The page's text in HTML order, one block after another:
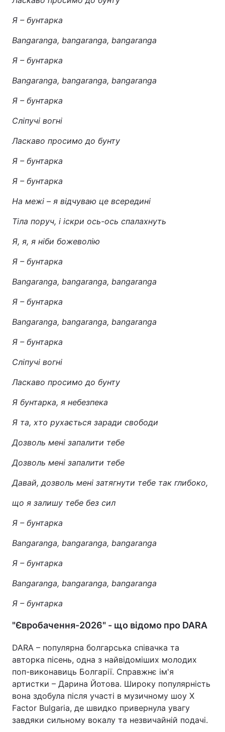
Я – бунтарка
Bangaranga, bangaranga, bangaranga
Я – бунтарка
Bangaranga, bangaranga, bangaranga
Я – бунтарка
Сліпучі вогні
Ласкаво просимо до бунту
Я – бунтарка
Я – бунтарка
На межі – я відчуваю це всередині
Тіла поруч, і іскри ось-ось спалахнуть
Я, я, я ніби божеволію
Я – бунтарка
Bangaranga, bangaranga, bangaranga
Я – бунтарка
Bangaranga, bangaranga, bangaranga
Я – бунтарка
Сліпучі вогні
Ласкаво просимо до бунту
Я бунтарка, я небезпека
Я та, хто рухається заради свободи
Дозволь мені запалити тебе
Дозволь мені запалити тебе
Давай, дозволь мені затягнути тебе так глибоко,
що я залишу тебе без сил
Я – бунтарка
Bangaranga, bangaranga, bangaranga
Я – бунтарка
Bangaranga, bangaranga, bangaranga
Я – бунтарка
"Євробачення-2026" - що відомо про DARA
DARA – популярна болгарська співачка та
авторка пісень, одна з найвідоміших молодих
поп-виконавиць Болгарії. Справжнє ім'я
артистки – Дарина Йотова. Широку популярність
вона здобула після участі в музичному шоу X
Factor Bulgaria, де швидко привернула увагу
завдяки сильному вокалу та незвичайній подачі.